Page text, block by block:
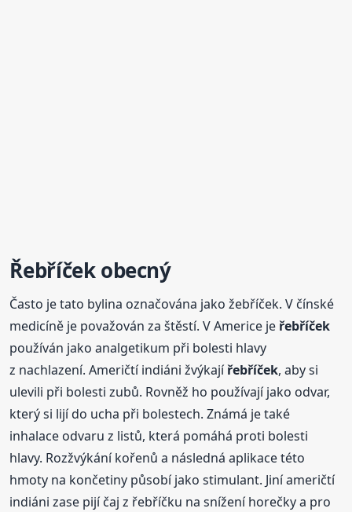
Řebříčekobecný
Často je tato bylina označována jako žebříček. V čínské
medicíně je považován za štěstí. V Americe jeřebříček
používán jako analgetikum při bolesti hlavy
z nachlazení. Američtí indiáni žvýkajířebříček, aby si
ulevili při bolesti zubů. Rovněž ho používají jako odvar,
který si lijí do ucha při bolestech. Známá je také
inhalace odvaru z listů, která pomáhá proti bolesti
hlavy. Rozžvýkání kořenů a následná aplikace této
hmoty na končetiny působí jako stimulant. Jiní američtí
indiáni zase pijí čaj z řebříčku na snížení horečky a pro